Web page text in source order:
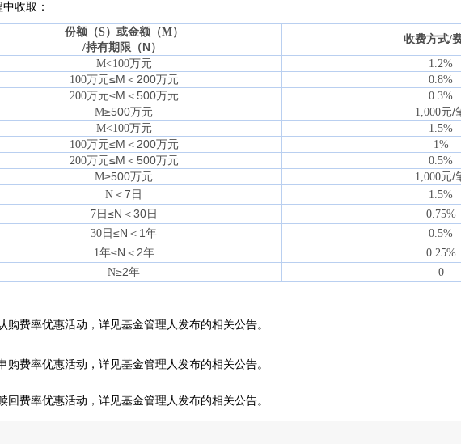
收取：
份额（S）或金额（M）
/持有期限（N）
收费方式/
M<100万元
1.2%
100万元≤M ＜ 200万元
0.8%
200万元≤M ＜500万元
0.3%
M≥500万元 1,000元/
M<100万元
1.5%
100万元≤M ＜ 200万元
1%
200万元≤M ＜500万元
0.5%
M≥500万元 1,000元/
N ＜7日
1.5%
7日≤N ＜30日
0.75%
30日≤N ＜ 1年
0.5%
1年≤N ＜ 2年
0.25%
N≥2年 0
费率优惠活动，详见基金管理人发布的相关公告。
费率优惠活动，详见基金管理人发布的相关公告。
费率优惠活动，详见基金管理人发布的相关公告。